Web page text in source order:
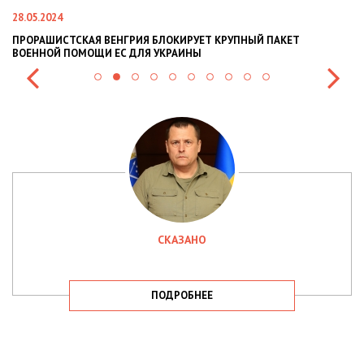
КРУПНЫЙ ПАКЕТ
НАЦПОЛІЦІЯ ЛЯКАЄ ГРОМАДЯН
СИТУАЦІЇ В РАЗІ МОБІЛІЗАЦІЇ
СКАЗАНО
ПОДРОБНЕЕ